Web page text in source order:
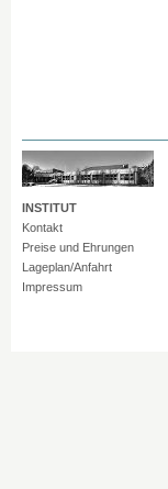
INSTITUT
Kontakt
Preise und Ehrungen
Lageplan/Anfahrt
Impressum